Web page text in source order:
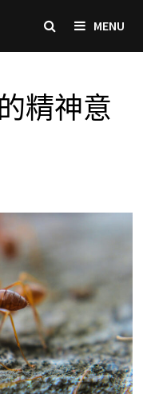
MENU
精神意